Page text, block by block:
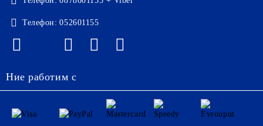
Телефон: 052601155
Ние работим с